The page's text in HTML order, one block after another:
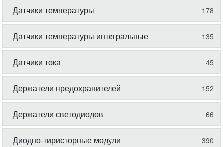
Датчики температуры 178
Датчики температуры интегральные 135
Датчики тока 45
Держатели предохранителей 152
Держатели светодиодов 66
Диодно-тиристорные модули 390